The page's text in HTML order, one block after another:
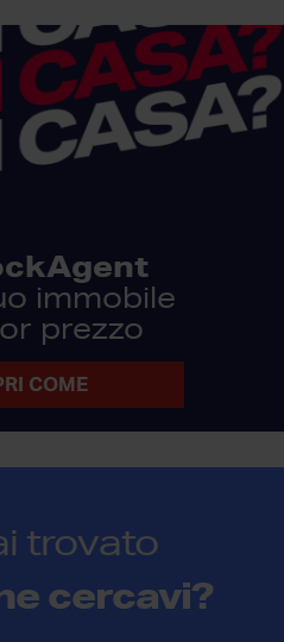
immobile
prezzo
COME
trovato
cercavi?